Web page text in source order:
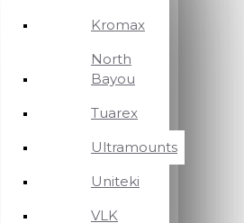
Kromax
North
Bayou
Tuarex
Ultramounts
Uniteki
VLK